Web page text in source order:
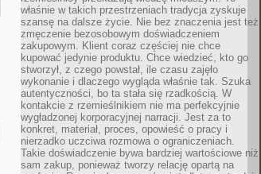
właśnie w takich przestrzeniach tradycja zyskuje
szansę na dalsze życie. Nie bez znaczenia jest też
zmęczenie bezosobowym doświadczeniem
zakupowym. Klient coraz częściej nie chce
kupować jedynie produktu. Chce wiedzieć, kto go
stworzył, z czego powstał, ile czasu zajęło
wykonanie i dlaczego wygląda właśnie tak. Szuka
autentyczności, bo ta stała się rzadkością. W
kontakcie z rzemieślnikiem nie ma perfekcyjnie
wygładzonej korporacyjnej narracji. Jest za to
konkret, materiał, proces, opowieść o pracy i
nierzadko uczciwa rozmowa o ograniczeniach.
Takie doświadczenie bywa bardziej wartościowe niż
sam zakup, ponieważ tworzy relację opartą na